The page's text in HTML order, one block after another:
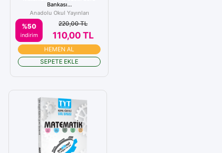
Bankası...
Anadolu Okul Yayınları
%50
indirim
220,00 TL
110,00 TL
HEMEN AL
SEPETE EKLE